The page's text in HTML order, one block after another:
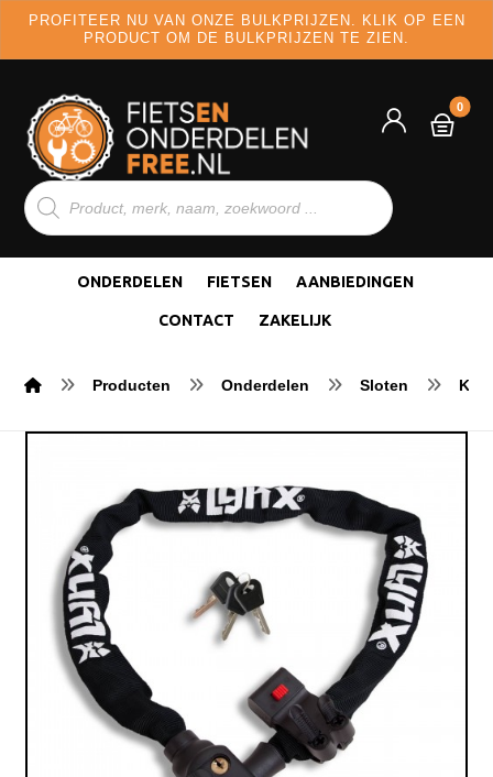
PROFITEER NU VAN ONZE BULKPRIJZEN. KLIK OP EEN
PRODUCT OM DE BULKPRIJZEN TE ZIEN.
ONDERDELEN FIETSEN AANBIEDINGEN
CONTACT ZAKELIJK
Producten Onderdelen Sloten